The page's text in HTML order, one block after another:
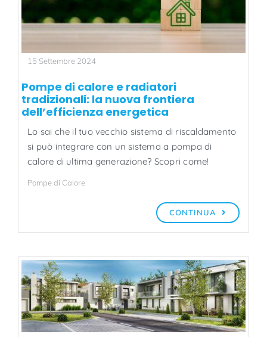
15 Settembre 2024
Pompe di calore e radiatori
tradizionali: la nuova frontiera
dell’efficienza energetica
Lo sai che il tuo vecchio sistema di riscaldamento
si può integrare con un sistema a pompa di
calore di ultima generazione? Scopri come!
Pompe di Calore
CONTINUA